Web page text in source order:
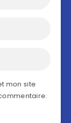
mon site